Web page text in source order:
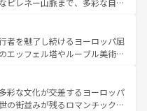
忘れられない旅をしてみよう！
はコンテンツ一覧 を参照してほ
ピレネー山脈まで、多彩な自然
情熱的なフラメンコ、熱気あふ
タパスが生活の一部となってい
された雰囲気や、バルセロナの
チリゾートまで多彩な表情を見
気候が異なるスペインはその個
性で訪れる人を魅了する。 なお、新着のスペイン情報はコ
者を魅了し続けるヨーロッパ屈
エッフェル塔やルーブル美術館
いる。華麗な宮殿、歴史的な大
て豊かな自然が、訪れる者を心
ンスは美食の国としても知ら
彩な文化が交差するヨーロッパ
の街並みが残るロマンチック街